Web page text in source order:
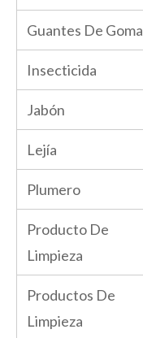
Guantes De Goma
Insecticida
Jabón
Lejía
Plumero
Producto De
Limpieza
Productos De
Limpieza